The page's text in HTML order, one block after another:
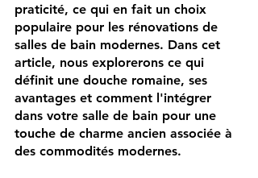
praticité, ce qui en fait un choix
populaire pour les rénovations de
salles de bain modernes. Dans cet
article, nous explorerons ce qui
définit une douche romaine, ses
avantages et comment l'intégrer
dans votre salle de bain pour une
touche de charme ancien associée à
des commodités modernes.